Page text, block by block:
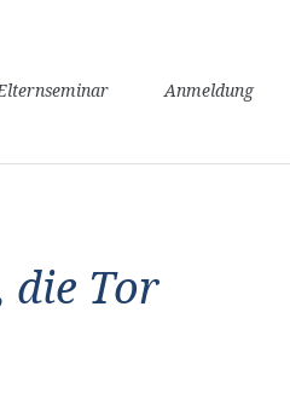
Anmeldung
die Tor